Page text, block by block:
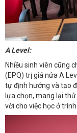
A Level:
Nhiều sinh viên cũng
(EPQ) trị giá nửa A
tự định hướng và tạo
lựa chọn, mang lại
vời cho việc học ở trình